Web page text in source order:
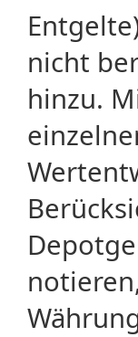
nicht
hinzu.